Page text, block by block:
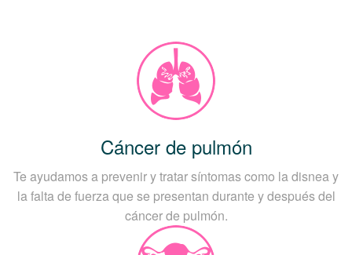
Cáncer de pulmón
Te ayudamos a prevenir y tratar síntomas como la disnea y
la falta de fuerza que se presentan durante y después del
cáncer de pulmón.